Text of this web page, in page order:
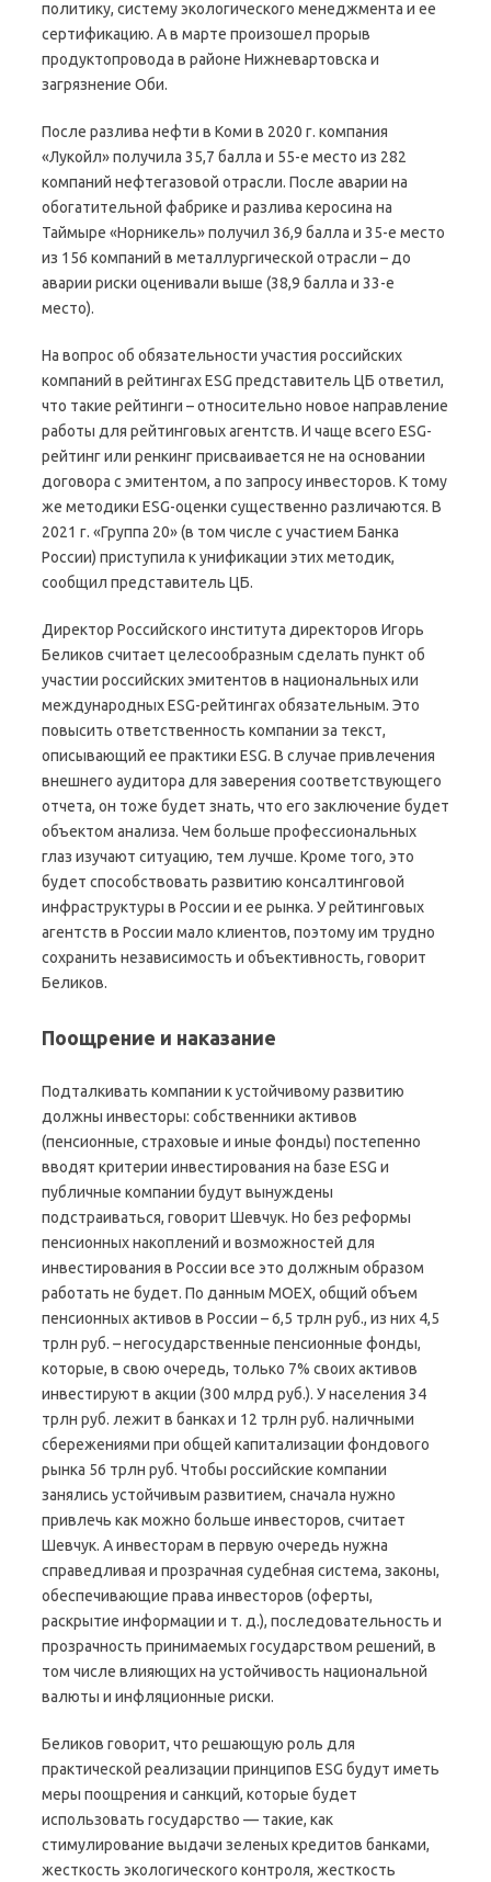
политику, систему экологического менеджмента и ее
сертификацию. А в марте произошел прорыв
продуктопровода в районе Нижневартовска и
загрязнение Оби.
После разлива нефти в Коми в 2020 г. компания
«Лукойл» получила 35,7 балла и 55-е место из 282
компаний нефтегазовой отрасли. После аварии на
обогатительной фабрике и разлива керосина на
Таймыре «Норникель» получил 36,9 балла и 35-е место
из 156 компаний в металлургической отрасли – до
аварии риски оценивали выше (38,9 балла и 33-е
место).
На вопрос об обязательности участия российских
компаний в рейтингах ESG представитель ЦБ ответил,
что такие рейтинги – относительно новое направление
работы для рейтинговых агентств. И чаще всего ESG-
рейтинг или ренкинг присваивается не на основании
договора с эмитентом, а по запросу инвесторов. К тому
же методики ESG-оценки существенно различаются. В
2021 г. «Группа 20» (в том числе с участием Банка
России) приступила к унификации этих методик,
сообщил представитель ЦБ.
Директор Российского института директоров Игорь
Беликов считает целесообразным сделать пункт об
участии российских эмитентов в национальных или
международных ESG-рейтингах обязательным. Это
повысить ответственность компании за текст,
описывающий ее практики ESG. В случае привлечения
внешнего аудитора для заверения соответствующего
отчета, он тоже будет знать, что его заключение будет
объектом анализа. Чем больше профессиональных
глаз изучают ситуацию, тем лучше. Кроме того, это
будет способствовать развитию консалтинговой
инфраструктуры в России и ее рынка. У рейтинговых
агентств в России мало клиентов, поэтому им трудно
сохранить независимость и объективность, говорит
Беликов.
Поощрение и наказание
Подталкивать компании к устойчивому развитию
должны инвесторы: собственники активов
(пенсионные, страховые и иные фонды) постепенно
вводят критерии инвестирования на базе ESG и
публичные компании будут вынуждены
подстраиваться, говорит Шевчук. Но без реформы
пенсионных накоплений и возможностей для
инвестирования в России все это должным образом
работать не будет. По данным MOEX, общий объем
пенсионных активов в России – 6,5 трлн руб., из них 4,5
трлн руб. – негосударственные пенсионные фонды,
которые, в свою очередь, только 7% своих активов
инвестируют в акции (300 млрд руб.). У населения 34
трлн руб. лежит в банках и 12 трлн руб. наличными
сбережениями при общей капитализации фондового
рынка 56 трлн руб. Чтобы российские компании
занялись устойчивым развитием, сначала нужно
привлечь как можно больше инвесторов, считает
Шевчук. А инвесторам в первую очередь нужна
справедливая и прозрачная судебная система, законы,
обеспечивающие права инвесторов (оферты,
раскрытие информации и т. д.), последовательность и
прозрачность принимаемых государством решений, в
том числе влияющих на устойчивость национальной
валюты и инфляционные риски.
Беликов говорит, что решающую роль для
практической реализации принципов ESG будут иметь
меры поощрения и санкций, которые будет
использовать государство — такие, как
стимулирование выдачи зеленых кредитов банками,
жесткость экологического контроля, жесткость